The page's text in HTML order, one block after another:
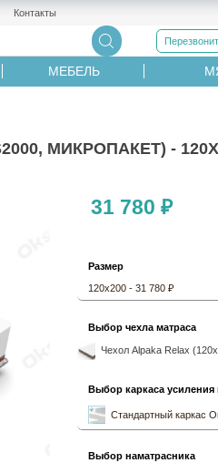
Контакты
МЕБЕЛЬ
МИКРОПАКЕТ) -
Размер
120х200 - 31 780 ₽
31 780 ₽
Выбор чехла матраса
Чехол Alpaka Relax
Выбор каркаса усиления
Стандартный каркас
Выбор наматрасника